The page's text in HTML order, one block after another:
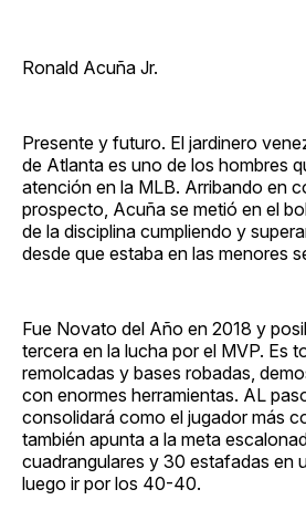
Ronald Acuña Jr.
Presente y futuro. El jardinero
de Atlanta es uno de los hombres
atención en la MLB. Arribando en
prospecto, Acuña se metió en el
de la disciplina cumpliendo y
desde que estaba en las menores
Fue Novato del Año en 2018 y
tercera en la lucha por el MVP. Es
remolcadas y bases robadas,
con enormes herramientas. AL
consolidará como el jugador más
también apunta a la meta
cuadrangulares y 30 estafadas en
luego ir por los 40-40.